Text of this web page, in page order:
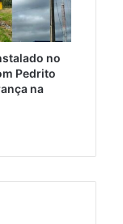
no
Pedrito
na